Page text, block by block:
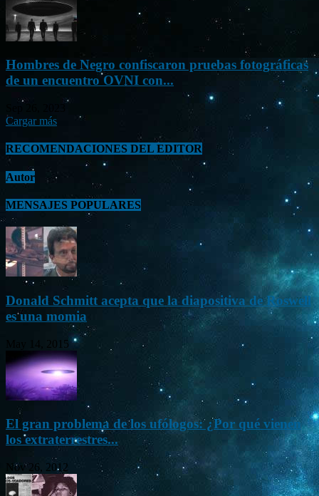
Hombres de Negro confiscaron pruebas fotográficas
de un encuentro OVNI con...
Cargar más
RECOMENDACIONES DEL EDITOR
Autor
MENSAJES POPULARES
Donald Schmitt acepta que la diapositiva de Roswell
es una momia
May 14, 2015
El gran problema de los ufólogos: ¿Por qué vienen
los extraterrestres...
Nov 26, 2012